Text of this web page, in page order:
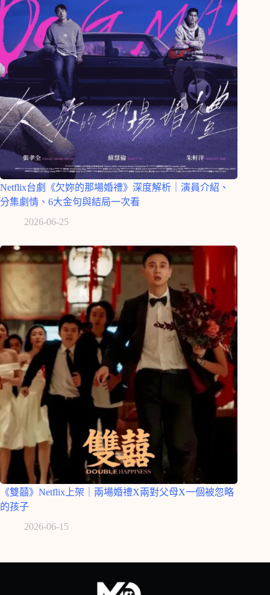
Netflix台劇《欠妳的那場婚禮》深度解析｜演員介紹、
分集劇情、6大金句與結局一次看
2026-06-25
《雙囍》Netflix上架｜兩場婚禮X兩對父母X一個被忽略
的孩子
2026-06-15